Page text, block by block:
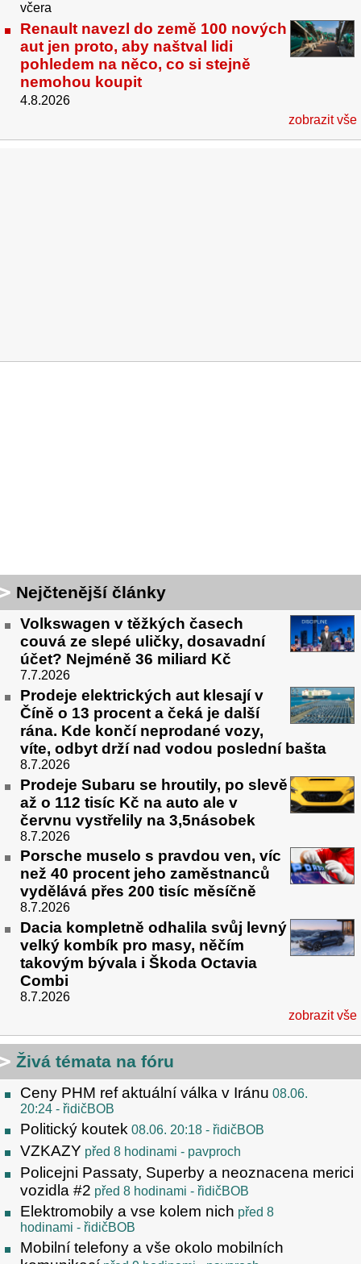
včera
Renault navezl do země 100 nových
aut jen proto, aby naštval lidi
pohledem na něco, co si stejně
nemohou koupit
4.8.2026
zobrazit vše
Nejčtenější články
Volkswagen v těžkých časech
couvá ze slepé uličky, dosavadní
účet? Nejméně 36 miliard Kč
7.7.2026
Prodeje elektrických aut klesají v
Číně o 13 procent a čeká je další
rána. Kde končí neprodané vozy,
víte, odbyt drží nad vodou poslední bašta
8.7.2026
Prodeje Subaru se hroutily, po slevě
až o 112 tisíc Kč na auto ale v
červnu vystřelily na 3,5násobek
8.7.2026
Porsche muselo s pravdou ven, víc
než 40 procent jeho zaměstnanců
vydělává přes 200 tisíc měsíčně
8.7.2026
Dacia kompletně odhalila svůj levný
velký kombík pro masy, něčím
takovým bývala i Škoda Octavia
Combi
8.7.2026
zobrazit vše
Živá témata na fóru
Ceny PHM ref aktuální válka v Iránu 08.06.
20:24 - řidičBOB
Politický koutek 08.06. 20:18 - řidičBOB
VZKAZY před 8 hodinami - pavproch
Policejni Passaty, Superby a neoznacena merici
vozidla #2 před 8 hodinami - řidičBOB
Elektromobily a vse kolem nich před 8
hodinami - řidičBOB
Mobilní telefony a vše okolo mobilních